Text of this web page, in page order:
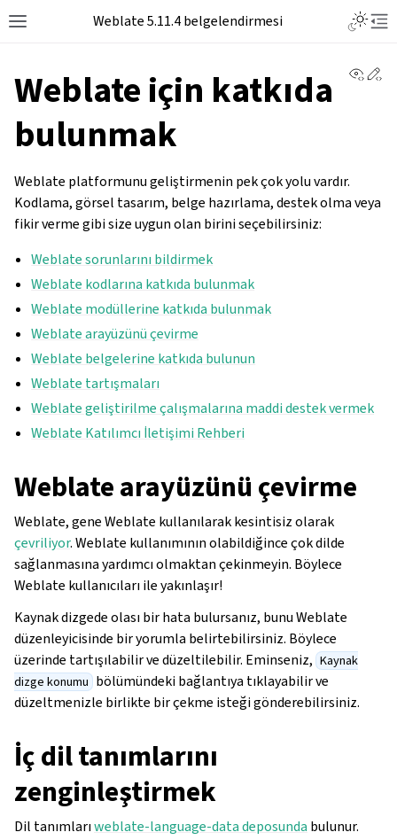
Toggle site navigation sidebar
Weblate 5.11.4 belgelendirmesi
Weblate için katkıda
bulunmak
Weblate platformunu geliştirmenin pek çok yolu vardır.
Kodlama, görsel tasarım, belge hazırlama, destek olma veya
fikir verme gibi size uygun olan birini seçebilirsiniz:
Weblate sorunlarını bildirmek
Weblate kodlarına katkıda bulunmak
Weblate modüllerine katkıda bulunmak
Weblate arayüzünü çevirme
Weblate belgelerine katkıda bulunun
Weblate tartışmaları
Weblate geliştirilme çalışmalarına maddi destek vermek
Weblate Katılımcı İletişimi Rehberi
Weblate arayüzünü çevirme
Weblate, gene Weblate kullanılarak kesintisiz olarak
çevriliyor. Weblate kullanımının olabildiğince çok dilde
sağlanmasına yardımcı olmaktan çekinmeyin. Böylece
Weblate kullanıcıları ile yakınlaşır!
Kaynak dizgede olası bir hata bulursanız, bunu Weblate
düzenleyicisinde bir yorumla belirtebilirsiniz. Böylece
üzerinde tartışılabilir ve düzeltilebilir. Eminseniz, Kaynak
dizge konumu bölümündeki bağlantıya tıklayabilir ve
düzeltmenizle birlikte bir çekme isteği gönderebilirsiniz.
İç dil tanımlarını
zenginleştirmek
Dil tanımlarıweblate-language-data deposunda bulunur.